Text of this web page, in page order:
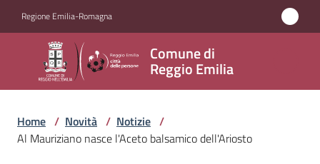
Regione Emilia-Romagna
Comune di
Reggio Emilia
Comune
di
Reggio
Emilia
Home / Novità / Notizie /
Al Mauriziano nasce l'Aceto balsamico dell'Ariosto